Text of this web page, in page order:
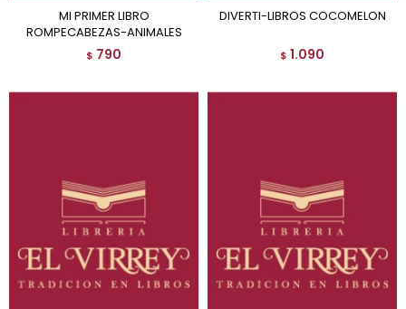
MI PRIMER LIBRO
ROMPECABEZAS-ANIMALES
$ 790
DIVERTI-LIBROS COCOMELON
$ 1.090